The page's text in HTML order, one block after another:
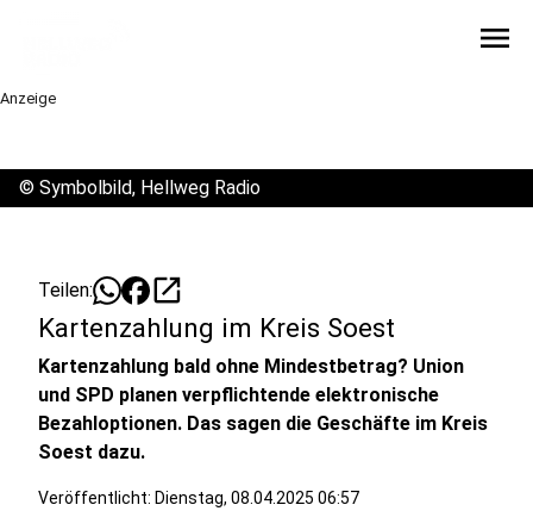
menu
Anzeige
© Symbolbild, Hellweg Radio
Teilen: open_in_new
Kartenzahlung im Kreis Soest
Kartenzahlung bald ohne Mindestbetrag? Union
und SPD planen verpflichtende elektronische
Bezahloptionen. Das sagen die Geschäfte im Kreis
Soest dazu.
Veröffentlicht: Dienstag, 08.04.2025 06:57